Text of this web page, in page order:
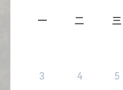
一 二 三
3 4 5